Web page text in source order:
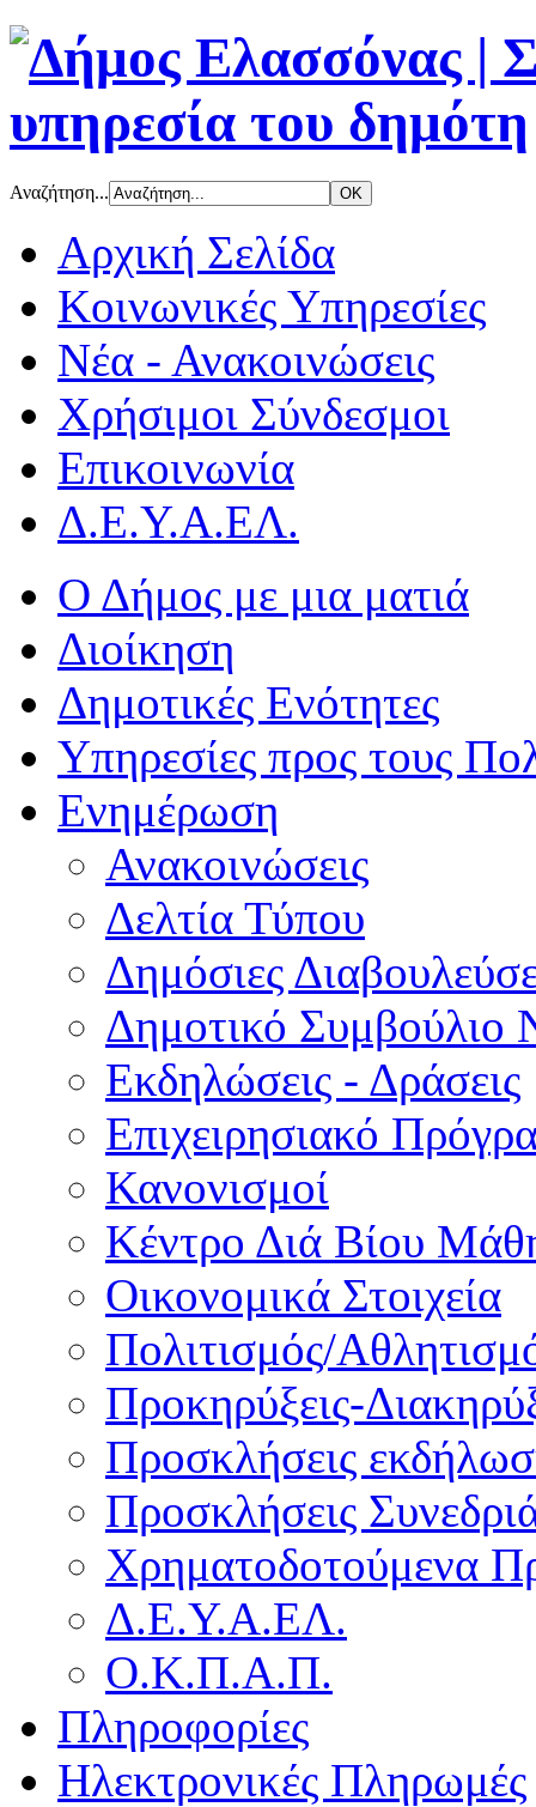
Αναζήτηση...
Αρχική Σελίδα
Κοινωνικές Υπηρεσίες
Νέα - Ανακοινώσεις
Χρήσιμοι Σύνδεσμοι
Επικοινωνία
Δ.Ε.Υ.Α.ΕΛ.
Ο Δήμος με μια ματιά
Διοίκηση
Δημοτικές Ενότητες
Υπηρεσίες προς τους
Ενημέρωση
Ανακοινώσεις
Δελτία Τύπου
Δημόσιες
Δημοτικό Συμβούλιο
Εκδηλώσεις - Δράσεις
Επιχειρησιακό
Κανονισμοί
Κέντρο Διά Βίου
Οικονομικά Στοιχεία
Πολιτισμός/
Προκηρύξεις-
Προσκλήσεις
Προσκλήσεις
Χρηματοδοτούμενα
Δ.Ε.Υ.Α.ΕΛ.
Ο.Κ.Π.Α.Π.
Πληροφορίες
Ηλεκτρονικές Πληρωμές